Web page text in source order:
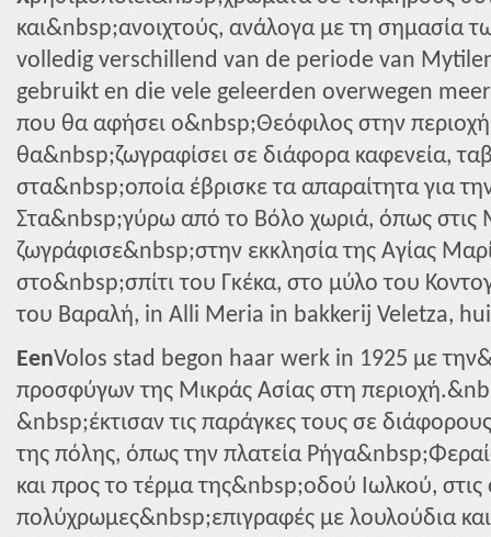
και&nbsp;ανοιχτούς, ανάλογα με τη σημασία
volledig verschillend van de periode van
gebruikt en die vele geleerden overwegen
που θα αφήσει ο&nbsp;Θεόφιλος στην
θα&nbsp;ζωγραφίσει σε διάφορα καφενεία,
στα&nbsp;οποία έβρισκε τα απαραίτητα για
Στα&nbsp;γύρω από το Βόλο χωριά, όπως στις
ζωγράφισε&nbsp;στην εκκλησία της Αγίας
στο&nbsp;σπίτι του Γκέκα, στο μύλο του
του Βαραλή, in Alli Meria in bakkerij Veletza,
EenVolos stad begon haar werk in 1925 με
προσφύγων της Μικράς Ασίας στη
&nbsp;έκτισαν τις παράγκες τους σε
της πόλης, όπως την πλατεία
και προς το τέρμα της&nbsp;οδού Ιωλκού,
πολύχρωμες&nbsp;επιγραφές με λουλούδια